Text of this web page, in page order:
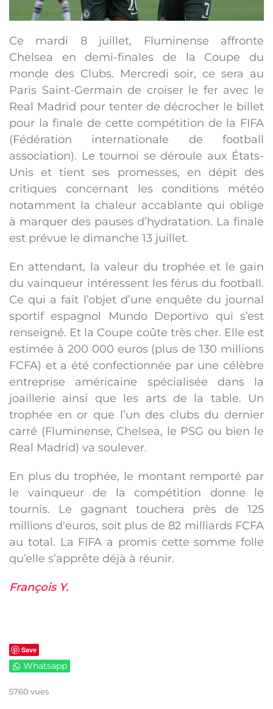
Ce mardi 8 juillet, Fluminense affronte
Chelsea en demi-finales de la Coupe du
monde des Clubs. Mercredi soir, ce sera au
Paris Saint-Germain de croiser le fer avec le
Real Madrid pour tenter de décrocher le billet
pour la finale de cette compétition de la FIFA
(Fédération internationale de football
association). Le tournoi se déroule aux États-
Unis et tient ses promesses, en dépit des
critiques concernant les conditions météo
notamment la chaleur accablante qui oblige
à marquer des pauses d’hydratation. La finale
est prévue le dimanche 13 juillet.
En attendant, la valeur du trophée et le gain
du vainqueur intéressent les férus du football.
Ce qui a fait l’objet d’une enquête du journal
sportif espagnol Mundo Deportivo qui s’est
renseigné. Et la Coupe coûte très cher. Elle est
estimée à 200 000 euros (plus de 130 millions
FCFA) et a été confectionnée par une célèbre
entreprise américaine spécialisée dans la
joaillerie ainsi que les arts de la table. Un
trophée en or que l’un des clubs du dernier
carré (Fluminense, Chelsea, le PSG ou bien le
Real Madrid) va soulever.
En plus du trophée, le montant remporté par
le vainqueur de la compétition donne le
tournis. Le gagnant touchera près de 125
millions d'euros, soit plus de 82 milliards FCFA
au total. La FIFA a promis cette somme folle
qu’elle s’apprête déjà à réunir.
François Y.
Save
Whatsapp
5760 vues